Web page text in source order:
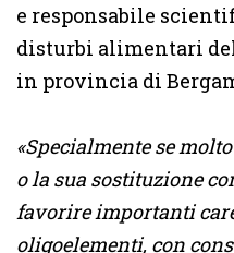
e responsabile
disturbi alimentari
in provincia di
«Specialmente se
o la sua sostituzione
favorire importanti
oligoelementi, con